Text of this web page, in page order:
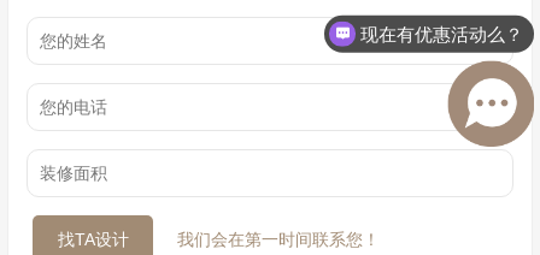
找TA设计 我们会在第一时间联系您！
现在有优惠活动么？